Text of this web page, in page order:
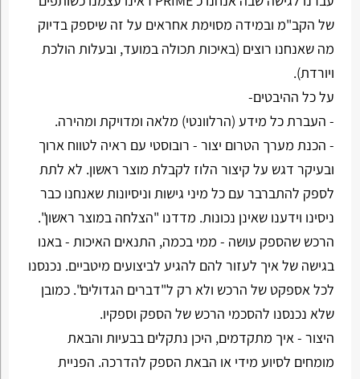
של הקב"מ ובמידה מסוימת אחראים על זה שיספק בדיוק
מה שאנחנו רוצים (באיכות תכולה במועד, ובעלות הולכת
ויורדת).
על כל ההיבטים-
- העברת כל מידע (הרלוונטי) מלאה ומדויקת ומהירה.
- הכנת מערך הטרום יצור - רובוסטי עם ראיה לטווח ארוך
ובעיקר דגש על קיצור הלוז לקבלת מוצר ראשון. לא לתת
לספק להתברבר עם כל מיני גישות וניסיונות שאנחנו כבר
ניסינו וידענו שאינן נכונות. מדדנו "הצלחה במוצר ראשון".
הרכש שהספק עושה - ממי בכמה, התנאים האיכות - באנו
בגישה של איך לעזור להם להגיע לביצועים מיטביים. נכנסנו
לכל אספקט של הרכש ולא רק ל"דברים הגדולים". כמובן
שלא נכנסנו להסכמי הרכש של הספק וספקיו.
היצור - איך מתקדמים, היכן נתקלים בבעיות והבאת
מומחים לסיוע מידי או הבאת הספק להדרכה. הפניית